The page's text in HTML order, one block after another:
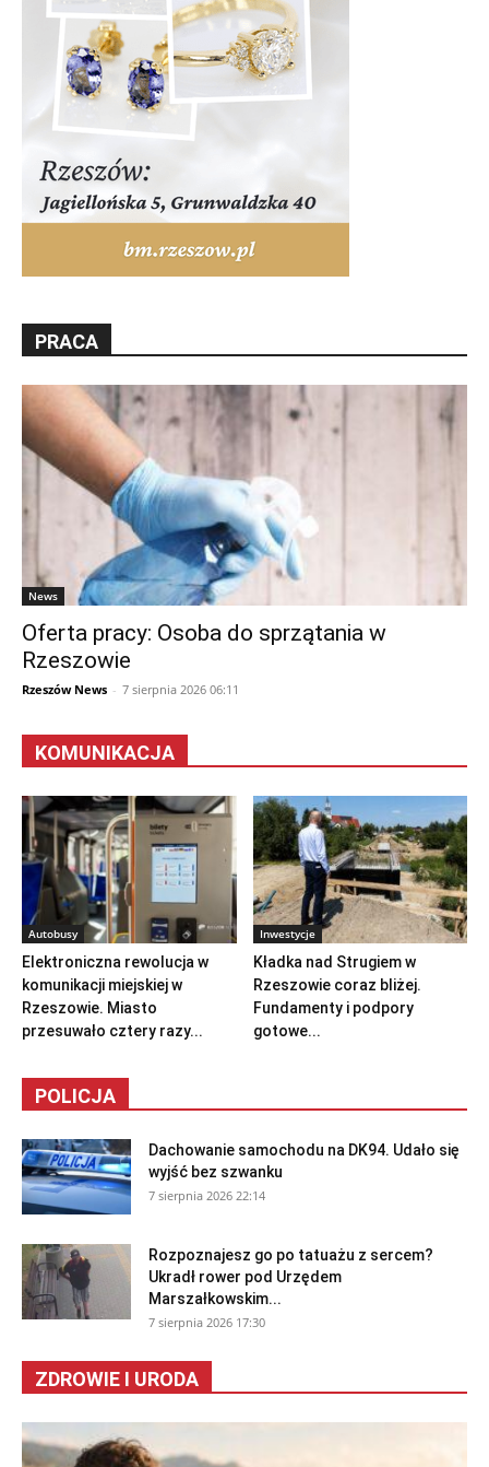
PRACA
News
Oferta pracy: Osoba do sprzątania w
Rzeszowie
Rzeszów News - 7 sierpnia 2026 06:11
KOMUNIKACJA
Autobusy
Elektroniczna rewolucja w
komunikacji miejskiej w
Rzeszowie. Miasto
przesuwało cztery razy...
Inwestycje
Kładka nad Strugiem w
Rzeszowie coraz bliżej.
Fundamenty i podpory
gotowe...
POLICJA
Dachowanie samochodu na DK94. Udało się
wyjść bez szwanku
7 sierpnia 2026 22:14
Rozpoznajesz go po tatuażu z sercem?
Ukradł rower pod Urzędem
Marszałkowskim...
7 sierpnia 2026 17:30
ZDROWIE I URODA